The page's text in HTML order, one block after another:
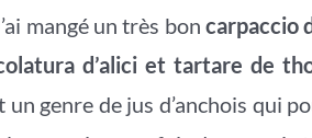
mangé un très bon carpaccio
d’alici et tartare de
un genre de jus d’anchois qui